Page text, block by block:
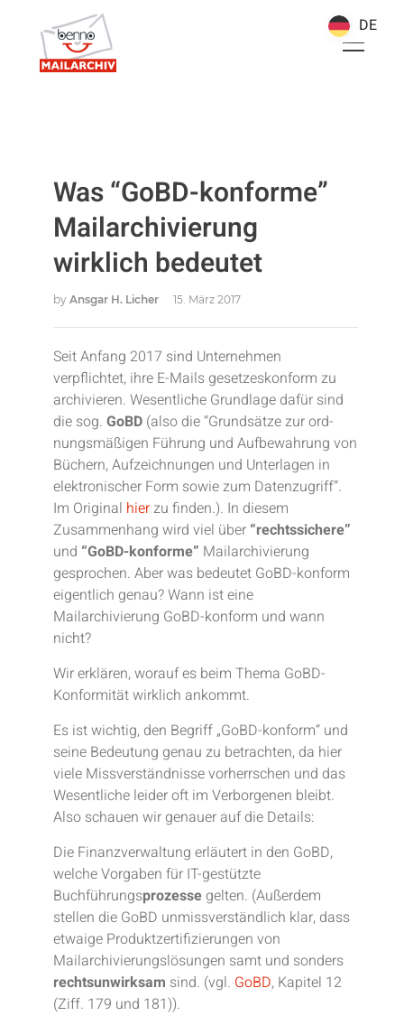
Was “GoBD-konforme”
Mailarchivierung
wirklich bedeutet
by Ansgar H. Licher 15. März 2017
Seit Anfang 2017 sind Unternehmen
verpflichtet, ihre E-Mails gesetzeskonform zu
archivieren. Wesentliche Grundlage dafür sind
die sog. GoBD (also die “Grund­sät­ze zur ord­
nungs­mä­ßi­gen Füh­rung und Auf­be­wah­rung von
Bü­chern, Auf­zeich­nun­gen und Un­ter­la­gen in
elek­tro­ni­scher Form so­wie zum Da­ten­zu­griff”.
Im Original hierzu finden.). In diesem
Zusammenhang wird viel über “rechtssichere”
und “GoBD-konforme” Mailarchivierung
gesprochen. Aber was bedeutet GoBD-konform
eigentlich genau? Wann ist eine
Mailarchivierung GoBD-konform und wann
nicht?
Wir erklären, worauf es beim Thema GoBD-
Konformität wirklich ankommt.
Es ist wichtig, den Begriff „GoBD-konform“ und
seine Bedeutung genau zu betrachten, da hier
viele Missverständnisse vorherrschen und das
Wesentliche leider oft im Verborgenen bleibt.
Also schauen wir genauer auf die Details:
Die Finanzverwaltung erläutert in den GoBD,
welche Vorgaben für IT-gestützte
Buchführungsprozesse gelten. (Außerdem
stellen die GoBD unmissverständlich klar, dass
etwaige Produktzertifizierungen von
Mailarchivierungslösungen samt und sonders
rechtsunwirksam sind. (vgl. GoBD, Kapitel 12
(Ziff. 179 und 181)).
DE
DE